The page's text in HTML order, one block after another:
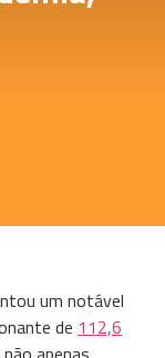
um notável
de 112,6